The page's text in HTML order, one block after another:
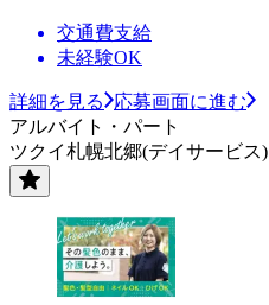
交通費支給
未経験OK
詳細を見る
応募画面に進む
アルバイト・パート
ツクイ札幌北郷(デイサービス)